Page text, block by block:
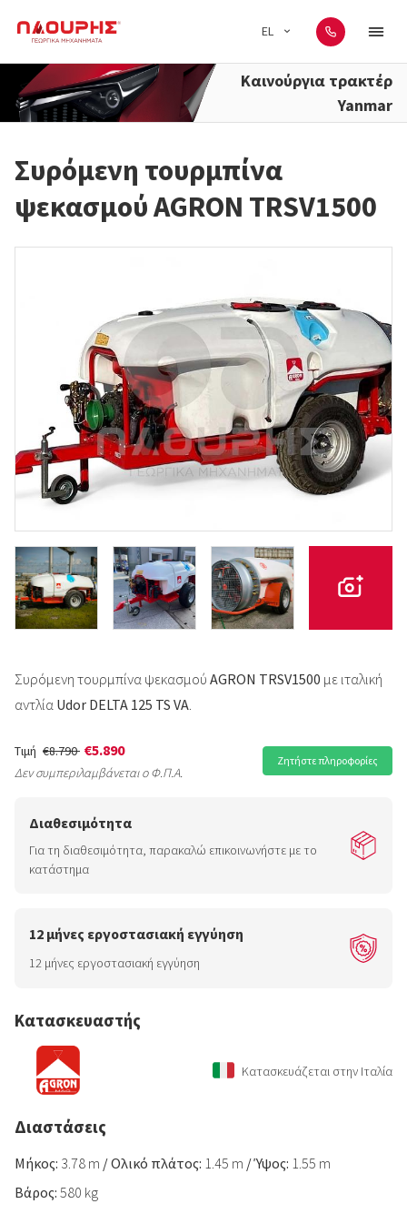
EL
Καινούργια τρακτέρ
Yanmar
Συρόμενη τουρμπίνα
ψεκασμού AGRON TRSV1500
Συρόμενη τουρμπίνα ψεκασμού AGRON TRSV1500 με ιταλική
αντλία Udor DELTA 125 TS VA
Τιμή €8.790 €5.890
Δεν συμπεριλαμβάνεται ο Φ.Π.Α.
Ζητήστε πληροφορίες
Διαθεσιμότητα
Για τη διαθεσιμότητα, παρακαλώ επικοινωνήστε με το
κατάστημα
12 μήνες εργοστασιακή εγγύηση
12 μήνες εργοστασιακή εγγύηση
Κατασκευαστής
Κατασκευάζεται στην Ιταλία
Διαστάσεις
Μήκος: 3.78 m /Ολικό πλάτος: 1.45 m /Ύψος: 1.55 m
Βάρος: 580 kg